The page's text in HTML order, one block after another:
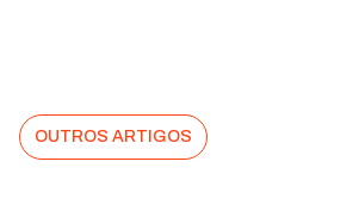
OUTROS ARTIGOS